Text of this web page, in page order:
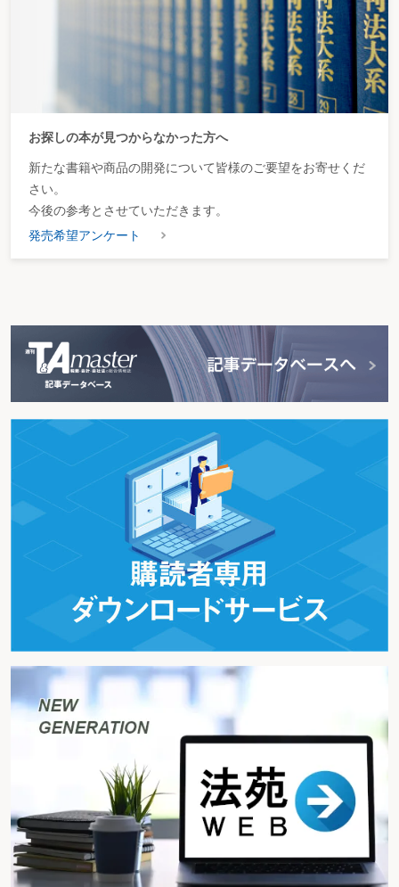
お探しの本が見つからなかった方へ
新たな書籍や商品の開発について皆様のご要望をお寄せくだ
さい。
今後の参考とさせていただきます。
発売希望アンケート